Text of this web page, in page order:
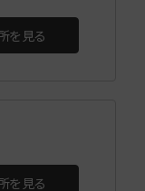
を見る
を見る